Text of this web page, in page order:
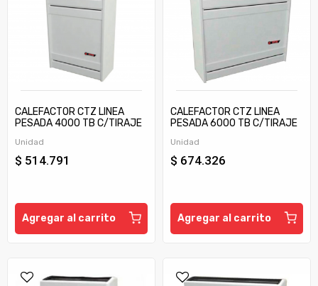
CALEFACTOR CTZ LINEA
PESADA 4000 TB C/TIRAJE
Unidad
$ 514.791
Agregar al carrito
CALEFACTOR CTZ LINEA
PESADA 6000 TB C/TIRAJE
Unidad
$ 674.326
Agregar al carrito